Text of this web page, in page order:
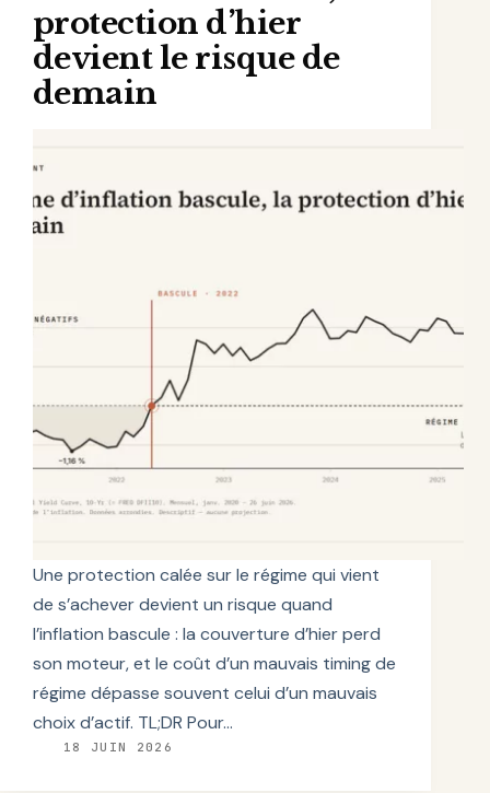
protection d’hier
devient le risque de
demain
Une protection calée sur le régime qui vient
de s’achever devient un risque quand
l’inflation bascule : la couverture d’hier perd
son moteur, et le coût d’un mauvais timing de
régime dépasse souvent celui d’un mauvais
choix d’actif. TL;DR Pour…
18 JUIN 2026